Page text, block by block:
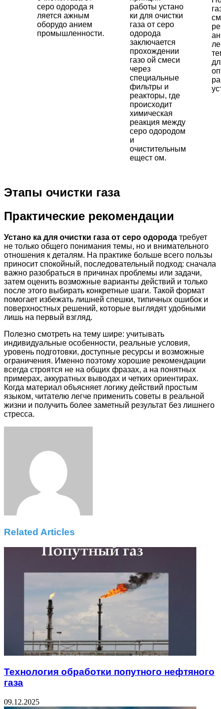
серо одорода я
ляется ажным
оборудо анием
промышленности.
работы устано
ки для очистки
газа от серо
одорода
заключается
прохождении
газо ой смеси
через
специальные
фильтры и
реакторы, где
происходит
химическая
реакция между
серо одородом
и
очистительным
ещест ом.
Этапы очистки газа
Практические рекомендации
Устано ка для очистки газа от серо одорода требует
не только общего понимания темы, но и внимательного
отношения к деталям. На практике больше всего пользы
приносит спокойный, последовательный подход: сначала
важно разобраться в причинах проблемы или задачи,
затем оценить возможные варианты действий и только
после этого выбирать конкретные шаги. Такой формат
помогает избежать лишней спешки, типичных ошибок и
поверхностных решений, которые выглядят удобными
лишь на первый взгляд.
Полезно смотреть на тему шире: учитывать
индивидуальные особенности, реальные условия,
уровень подготовки, доступные ресурсы и возможные
ограничения. Именно поэтому хорошие рекомендации
всегда строятся не на общих фразах, а на понятных
примерах, аккуратных выводах и четких ориентирах.
Когда материал объясняет логику действий простым
языком, читателю легче применить советы в реальной
жизни и получить более заметный результат без лишнего
стресса.
Related Articles
Технология обработки попутного нефтяного
газа
09.12.2025